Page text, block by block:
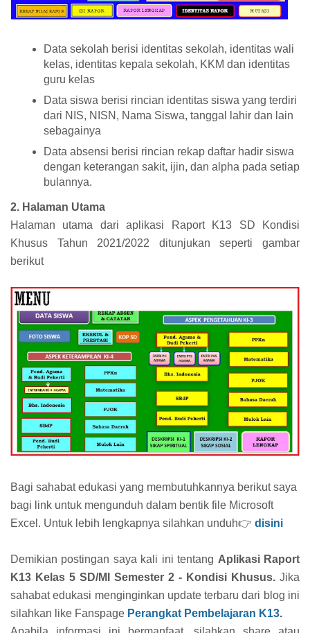
Data sekolah berisi identitas sekolah, identitas wali
kelas, identitas kepala sekolah, KKM dan identitas
guru kelas
Data siswa berisi rincian identitas siswa yang terdiri
dari NIS, NISN, Nama Siswa, tanggal lahir dan lain
sebagainya
Data absensi berisi rincian rekap daftar hadir siswa
dengan keterangan sakit, ijin, dan alpha pada setiap
bulannya.
2. Halaman Utama
Halaman utama dari aplikasi Raport K13 SD Kondisi
Khusus Tahun 2021/2022 ditunjukan seperti gambar
berikut
Bagi sahabat edukasi yang membutuhkannya berikut saya
bagi link untuk mengunduh dalam bentik file Microsoft
Excel. Untuk lebih lengkapnya silahkan unduh👉 disini
Demikian postingan saya kali ini tentang Aplikasi Raport
K13 Kelas 5 SD/MI Semester 2 - Kondisi Khusus. Jika
sahabat edukasi menginginkan update terbaru dari blog ini
silahkan like Fanspage Perangkat Pembelajaran K13.